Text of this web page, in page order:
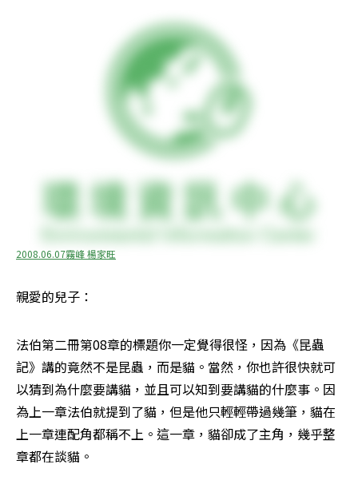
2008.06.07霧峰 楊家旺
親愛的兒子：
法伯第二冊第08章的標題你一定覺得很怪，因為《昆蟲
記》講的竟然不是昆蟲，而是貓。當然，你也許很快就可
以猜到為什麼要講貓，並且可以知到要講貓的什麼事。因
為上一章法伯就提到了貓，但是他只輕輕帶過幾筆，貓在
上一章連配角都稱不上。這一章，貓卻成了主角，幾乎整
章都在談貓。